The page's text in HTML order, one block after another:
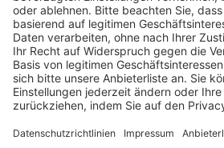
BFV-Geschäftsstellen
Trainerbörse
Login SpielPlus
FOLGE DEM BFV